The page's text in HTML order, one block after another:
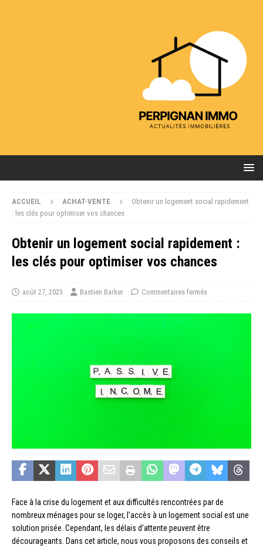
ACCUEIL ACHAT-VENTE
Obtenir un logement social rapidement
: les clés pour optimiser vos chances
Obtenir un logement social rapidement :
les clés pour optimiser vos chances
août 27, 2023 Bastien Barker Commentaires fermés
Face à la crise du logement et aux difficultés rencontrées par de
nombreux ménages pour se loger, l’accès à un logement social est une
solution prisée. Cependant, les délais d’attente peuvent être
décourageants. Dans cet article, nous vous proposons des conseils et